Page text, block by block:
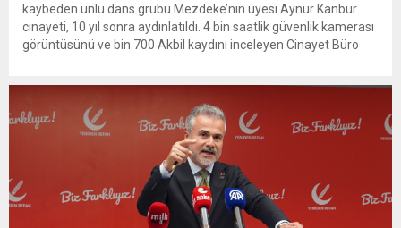
kaybeden ünlü dans grubu Mezdeke’nin üyesi Aynur Kanbur
cinayeti, 10 yıl sonra aydınlatıldı. 4 bin saatlik güvenlik kamerası
görüntüsünü ve bin 700 Akbil kaydını inceleyen Cinayet Büro